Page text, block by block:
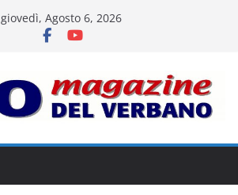
giovedì, Agosto 6, 2026